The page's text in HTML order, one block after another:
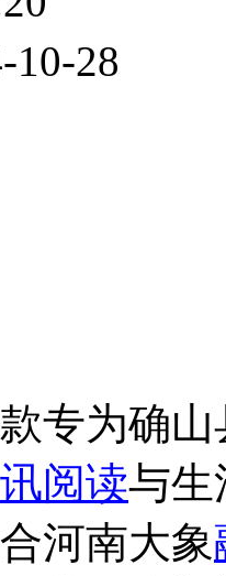
10-28
专为确
阅读与生
河南大象